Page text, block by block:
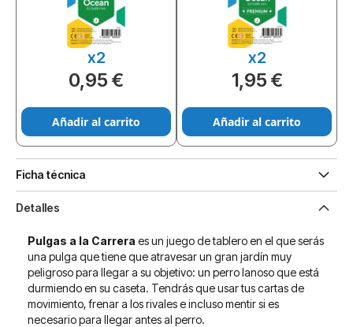
x2
0,95 €
Añadir al carrito
x2
1,95 €
Añadir al carrito
Ficha técnica
Detalles
Pulgas a la Carrera es un juego de tablero en el que serás
una pulga que tiene que atravesar un gran jardín muy
peligroso para llegar a su objetivo: un perro lanoso que está
durmiendo en su caseta. Tendrás que usar tus cartas de
movimiento, frenar a los rivales e incluso mentir si es
necesario para llegar antes al perro.